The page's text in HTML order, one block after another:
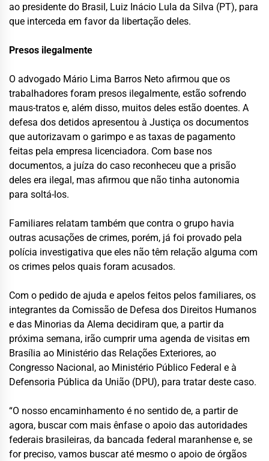
ao presidente do Brasil, Luiz Inácio Lula da Silva (PT), para
que interceda em favor da libertação deles.
Presos ilegalmente
O advogado Mário Lima Barros Neto afirmou que os
trabalhadores foram presos ilegalmente, estão sofrendo
maus-tratos e, além disso, muitos deles estão doentes. A
defesa dos detidos apresentou à Justiça os documentos
que autorizavam o garimpo e as taxas de pagamento
feitas pela empresa licenciadora. Com base nos
documentos, a juíza do caso reconheceu que a prisão
deles era ilegal, mas afirmou que não tinha autonomia
para soltá-los.
Familiares relatam também que contra o grupo havia
outras acusações de crimes, porém, já foi provado pela
polícia investigativa que eles não têm relação alguma com
os crimes pelos quais foram acusados.
Com o pedido de ajuda e apelos feitos pelos familiares, os
integrantes da Comissão de Defesa dos Direitos Humanos
e das Minorias da Alema decidiram que, a partir da
próxima semana, irão cumprir uma agenda de visitas em
Brasília ao Ministério das Relações Exteriores, ao
Congresso Nacional, ao Ministério Público Federal e à
Defensoria Pública da União (DPU), para tratar deste caso.
“O nosso encaminhamento é no sentido de, a partir de
agora, buscar com mais ênfase o apoio das autoridades
federais brasileiras, da bancada federal maranhense e, se
for preciso, vamos buscar até mesmo o apoio de órgãos